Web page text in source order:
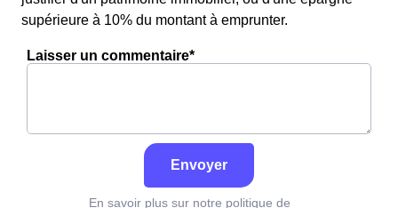
supérieure à 10% du montant à emprunter.
Laisser un commentaire*
Envoyer
En savoir plus sur notre politique de